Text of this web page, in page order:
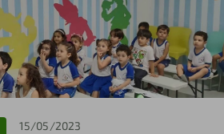
15/05/2023